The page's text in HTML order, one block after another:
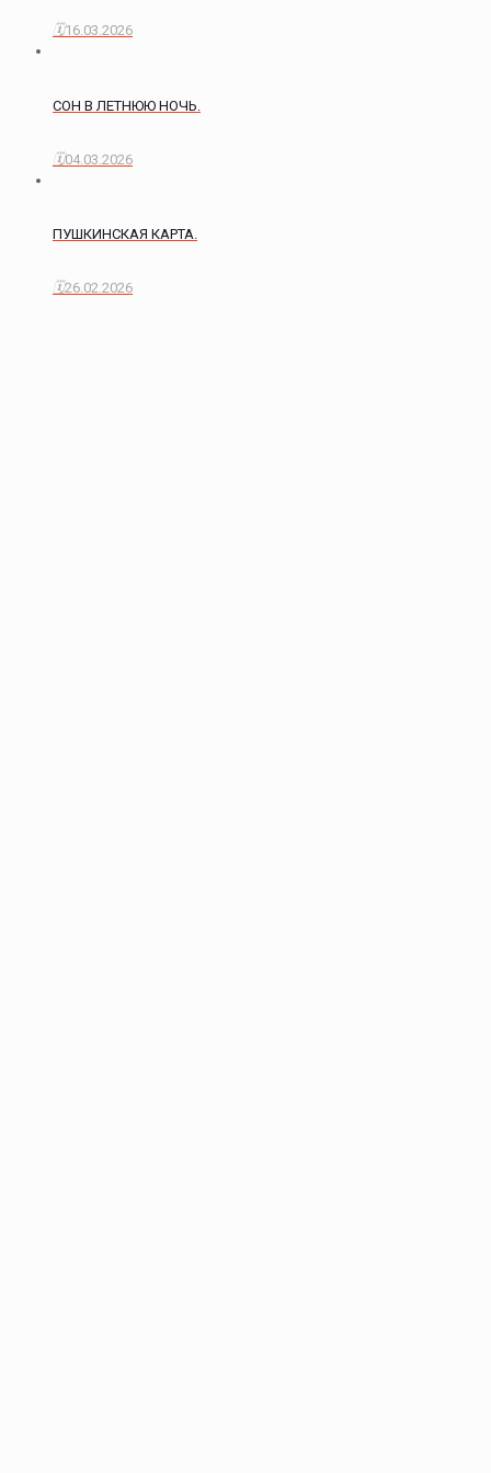
16.03.2026
СОН В ЛЕТНЮЮ НОЧЬ.
04.03.2026
ПУШКИНСКАЯ КАРТА.
26.02.2026